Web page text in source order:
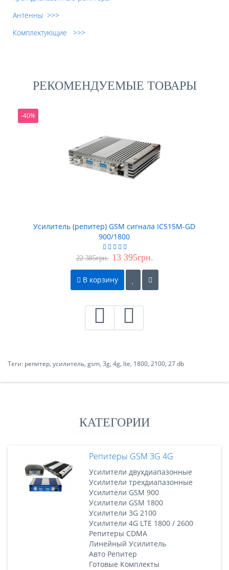
Антенны >>>
Комплектующие >>>
РЕКОМЕНДУЕМЫЕ ТОВАРЫ
-40%
Усилитель (репитер) GSM сигнала ICS15M-GD
900/1800
22 385грн. 13 395грн.
В корзину
Теги: репитер, усилитель, gsm, 3g, 4g, lte, 1800, 2100, 27 db
КАТЕГОРИИ
Репитеры GSM 3G 4G
Усилители двухдиапазонные
Усилители трехдиапазонные
Усилители GSM 900
Усилители GSM 1800
Усилители 3G 2100
Усилители 4G LTE 1800 / 2600
Репитеры CDMA
Линейный Усилитель
Авто Репитер
Готовые Комплекты